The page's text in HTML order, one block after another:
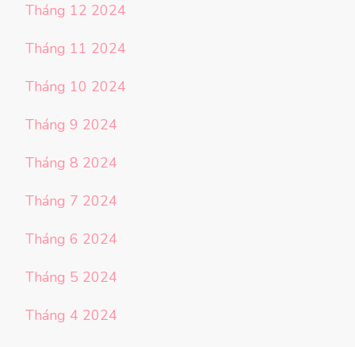
Tháng 12 2024
Tháng 11 2024
Tháng 10 2024
Tháng 9 2024
Tháng 8 2024
Tháng 7 2024
Tháng 6 2024
Tháng 5 2024
Tháng 4 2024